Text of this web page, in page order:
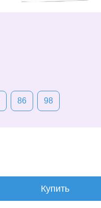
86 98
Купить